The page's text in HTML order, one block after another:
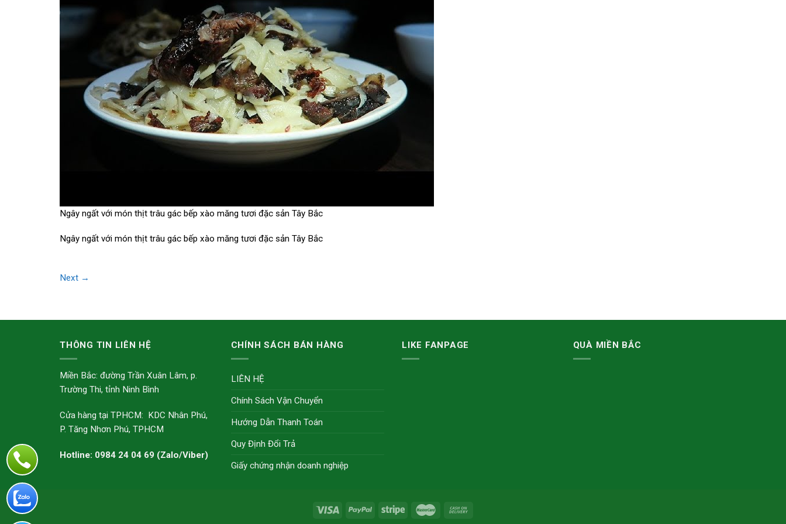
Ngây ngất với món thịt trâu gác bếp xào măng tươi đặc sản Tây Bắc
Ngây ngất với món thịt trâu gác bếp xào măng tươi đặc sản Tây Bắc
Next →
THÔNG TIN LIÊN HỆ
Miền Bắc: đường Trần Xuân Lâm, p.
Trường Thi, tỉnh Ninh Bình
Cửa hàng tại TPHCM: KDC Nhân Phú,
P. Tăng Nhơn Phú, TPHCM
Hotline: 0984 24 04 69 (Zalo/Viber)
CHÍNH SÁCH BÁN HÀNG
LIÊN HỆ
Chính Sách Vận Chuyển
Hướng Dẫn Thanh Toán
Quy Định Đổi Trả
Giấy chứng nhận doanh nghiệp
LIKE FANPAGE QUÀ MIỀN BẮC